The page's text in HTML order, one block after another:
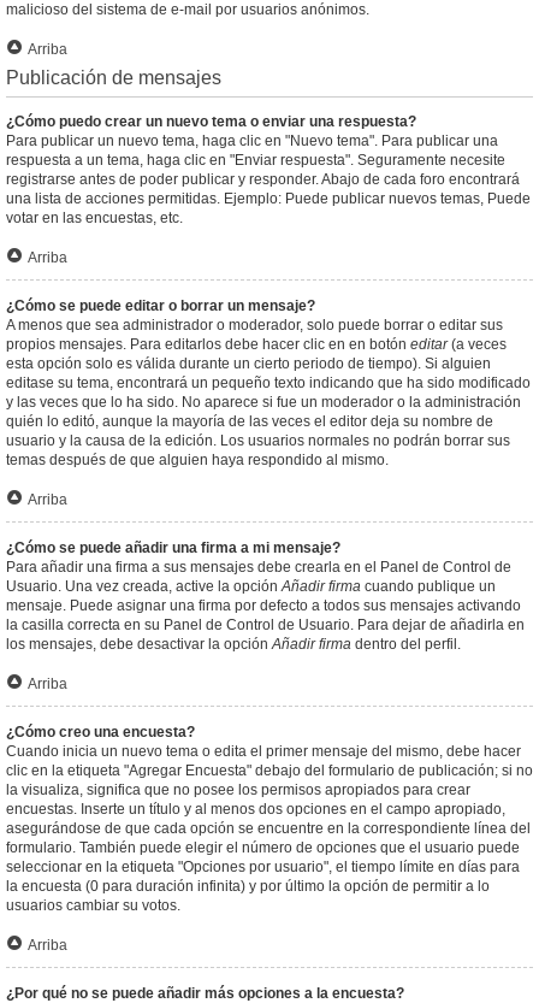
malicioso del sistema de e-mail por usuarios anónimos.
Arriba
Publicación de mensajes
¿Cómo puedo crear un nuevo tema o enviar una respuesta?
Para publicar un nuevo tema, haga clic en "Nuevo tema". Para publicar una
respuesta a un tema, haga clic en "Enviar respuesta". Seguramente necesite
registrarse antes de poder publicar y responder. Abajo de cada foro encontrará
una lista de acciones permitidas. Ejemplo: Puede publicar nuevos temas, Puede
votar en las encuestas, etc.
Arriba
¿Cómo se puede editar o borrar un mensaje?
A menos que sea administrador o moderador, solo puede borrar o editar sus
propios mensajes. Para editarlos debe hacer clic en en botón editar(a veces
esta opción solo es válida durante un cierto periodo de tiempo). Si alguien
editase su tema, encontrará un pequeño texto indicando que ha sido modificado
y las veces que lo ha sido. No aparece si fue un moderador o la administración
quién lo editó, aunque la mayoría de las veces el editor deja su nombre de
usuario y la causa de la edición. Los usuarios normales no podrán borrar sus
temas después de que alguien haya respondido al mismo.
Arriba
¿Cómo se puede añadir una firma a mi mensaje?
Para añadir una firma a sus mensajes debe crearla en el Panel de Control de
Usuario. Una vez creada, active la opciónAñadir firma cuando publique un
mensaje. Puede asignar una firma por defecto a todos sus mensajes activando
la casilla correcta en su Panel de Control de Usuario. Para dejar de añadirla en
los mensajes, debe desactivar la opciónAñadir firma dentro del perfil.
Arriba
¿Cómo creo una encuesta?
Cuando inicia un nuevo tema o edita el primer mensaje del mismo, debe hacer
clic en la etiqueta "Agregar Encuesta" debajo del formulario de publicación; si no
la visualiza, significa que no posee los permisos apropiados para crear
encuestas. Inserte un título y al menos dos opciones en el campo apropiado,
asegurándose de que cada opción se encuentre en la correspondiente línea del
formulario. También puede elegir el número de opciones que el usuario puede
seleccionar en la etiqueta "Opciones por usuario", el tiempo límite en días para
la encuesta (0 para duración infinita) y por último la opción de permitir a lo
usuarios cambiar su votos.
Arriba
¿Por qué no se puede añadir más opciones a la encuesta?